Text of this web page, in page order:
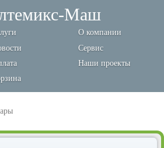
О компании
Сервис
Наши проекты
зерновых и производства кормов